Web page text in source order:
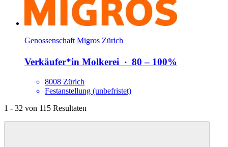
Genossenschaft Migros Zürich
Verkäufer*​in Molkerei ‧ 80 – 100%
8008 Zürich
Festanstellung (unbefristet)
1 - 32 von 115 Resultaten